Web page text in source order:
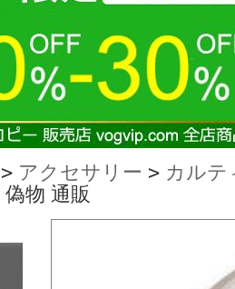
> アクセサリー > カルテ
物 通販